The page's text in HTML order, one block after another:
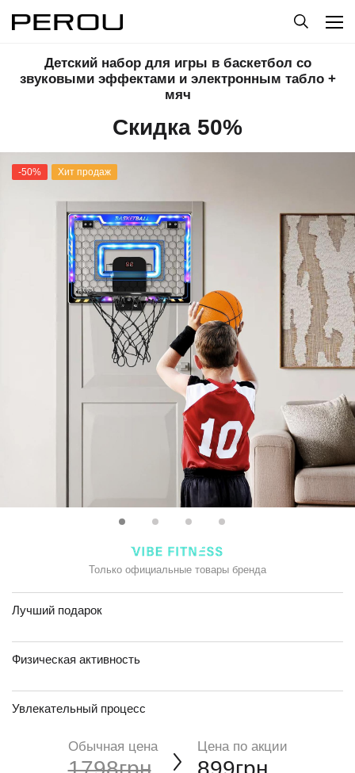
Детский набор для игры в баскетбол со
звуковыми эффектами и электронным табло +
мяч
Скидка 50%
-50% Хит продаж
Только официальные товары бренда
Лучший подарок
Физическая активность
Увлекательный процесс
Обычная цена Цена по акции